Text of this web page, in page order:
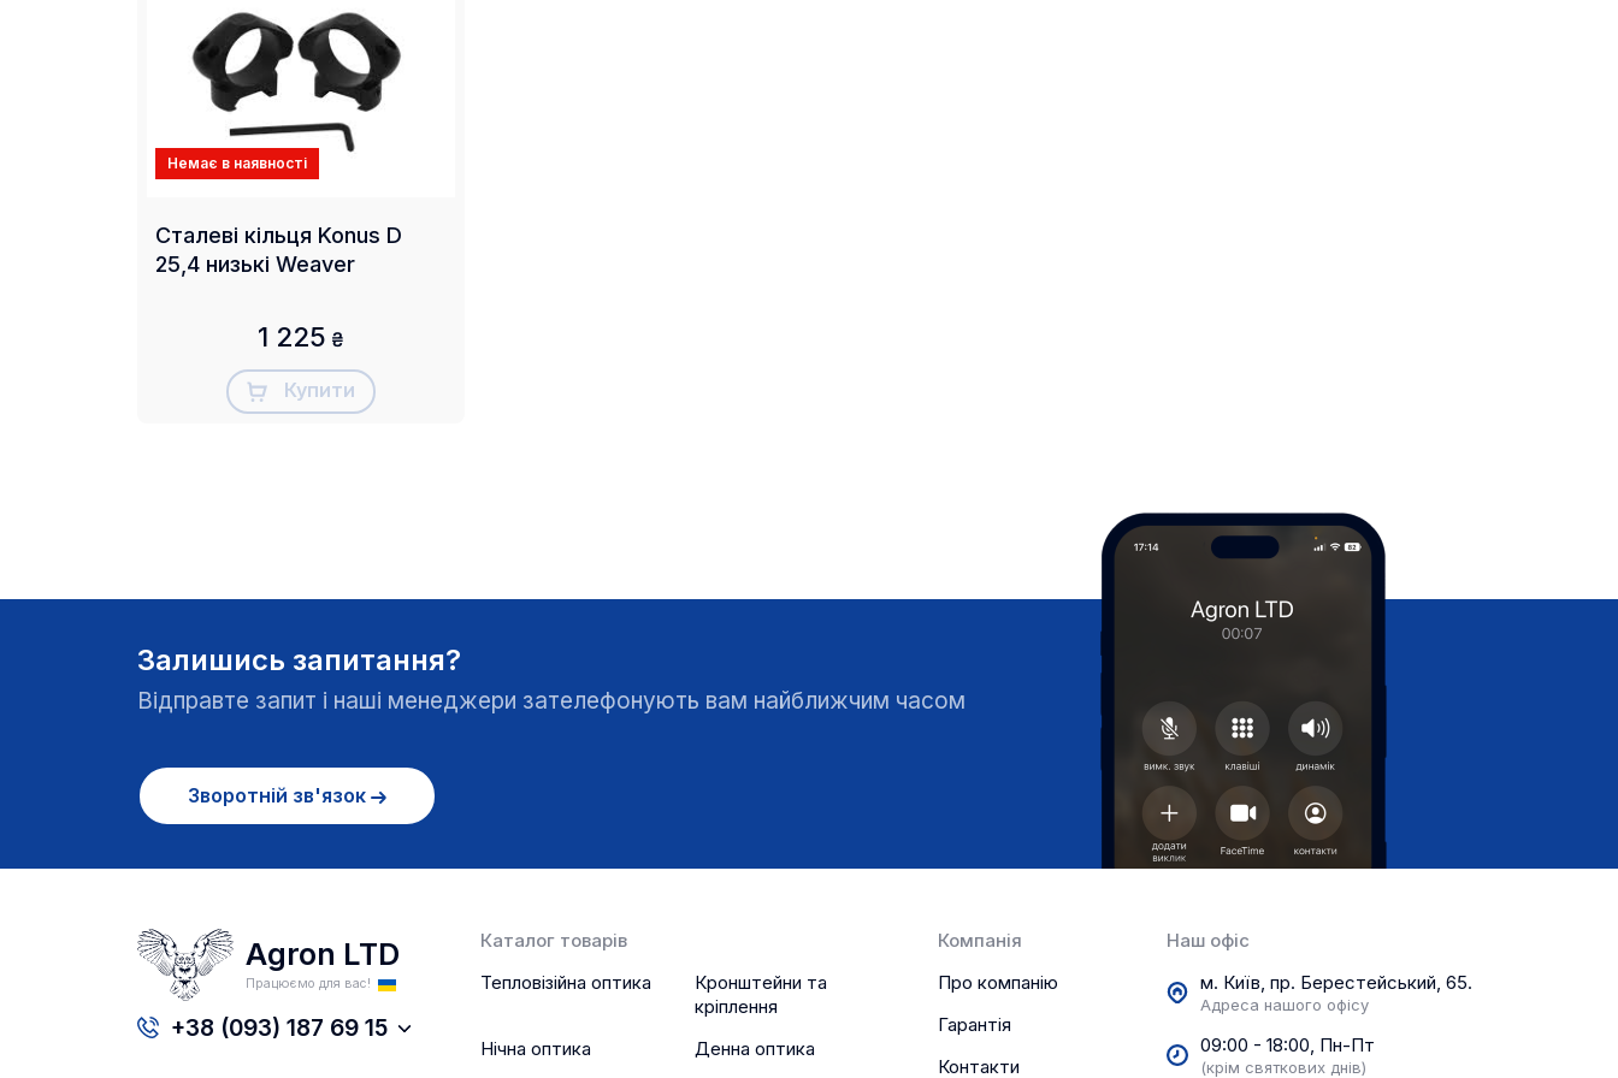
Немає в наявності
Сталеві кільця Konus D
25,4 низькі Weaver
1 225 ₴
Купити
Залишись запитання?
Відправте запит і наші менеджери зателефонують вам найближчим часом
Зворотній зв'язок
Agron LTD
Працюємо для вас!
+38 (093) 187 69 15
Каталог товарів
Тепловізійна оптика
Кронштейни та
кріплення
Нічна оптика
Денна оптика
Компанія
Про компанію
Гарантія
Контакти
Наш офіс
м. Київ, пр. Берестейський, 65.
Адреса нашого офісу
09:00 - 18:00, Пн-Пт
(крім святкових днів)